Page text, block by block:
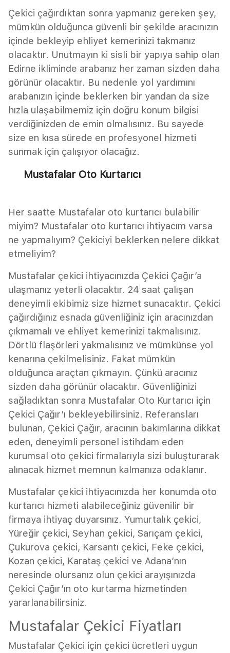
Çekici çağırdıktan sonra yapmanız gereken şey,
mümkün olduğunca güvenli bir şekilde aracınızın
içinde bekleyip ehliyet kemerinizi takmanız
olacaktır. Unutmayın ki sisli bir yapıya sahip olan
Edirne ikliminde arabanız her zaman sizden daha
görünür olacaktır. Bu nedenle yol yardımını
arabanızın içinde beklerken bir yandan da size
hızla ulaşabilmemiz için doğru konum bilgisi
verdiğinizden de emin olmalısınız. Bu sayede
size en kısa sürede en profesyonel hizmeti
sunmak için çalışıyor olacağız.
Mustafalar Oto Kurtarıcı
Her saatte Mustafalar oto kurtarıcı bulabilir
miyim? Mustafalar oto kurtarıcı ihtiyacım varsa
ne yapmalıyım? Çekiciyi beklerken nelere dikkat
etmeliyim?
Mustafalar çekici ihtiyacınızda Çekici Çağır’a
ulaşmanız yeterli olacaktır. 24 saat çalışan
deneyimli ekibimiz size hizmet sunacaktır. Çekici
çağırdığınız esnada güvenliğiniz için aracınızdan
çıkmamalı ve ehliyet kemerinizi takmalısınız.
Dörtlü flaşörleri yakmalısınız ve mümkünse yol
kenarına çekilmelisiniz. Fakat mümkün
olduğunca araçtan çıkmayın. Çünkü aracınız
sizden daha görünür olacaktır. Güvenliğinizi
sağladıktan sonra Mustafalar Oto Kurtarıcı için
Çekici Çağır’ı bekleyebilirsiniz. Referansları
bulunan, Çekici Çağır, aracının bakımlarına dikkat
eden, deneyimli personel istihdam eden
kurumsal oto çekici firmalarıyla sizi buluşturarak
alınacak hizmet memnun kalmanıza odaklanır.
Mustafalar çekici ihtiyacınızda her konumda oto
kurtarıcı hizmeti alabileceğiniz güvenilir bir
firmaya ihtiyaç duyarsınız. Yumurtalık çekici,
Yüreğir çekici, Seyhan çekici, Sarıçam çekici,
Çukurova çekici, Karsantı çekici, Feke çekici,
Kozan çekici, Karataş çekici ve Adana’nın
neresinde olursanız olun çekici arayışınızda
Çekici Çağır’ın oto kurtarma hizmetinden
yararlanabilirsiniz.
Mustafalar Çekici Fiyatları
Mustafalar Çekici için çekici ücretleri uygun